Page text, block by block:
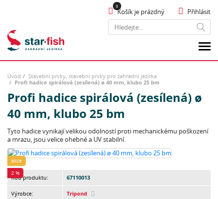
Hledat
Přihlásit
Košík je prázdný
Úvod
Stavební prvky, stavební prvky pro zahradní jezírka
Profi hadice spirálová (zesílená) ø 40 mm, klubo 25 bm
Profi hadice spirálová (zesílená) ø
40 mm, klubo 25 bm
Tyto hadice vynikají velikou odolností proti mechanickému poškození
a mrazu, jsou velice ohebné a UV stabilní.
akce
2 %
Kód produktu: 67110013
Výrobce: Tripond